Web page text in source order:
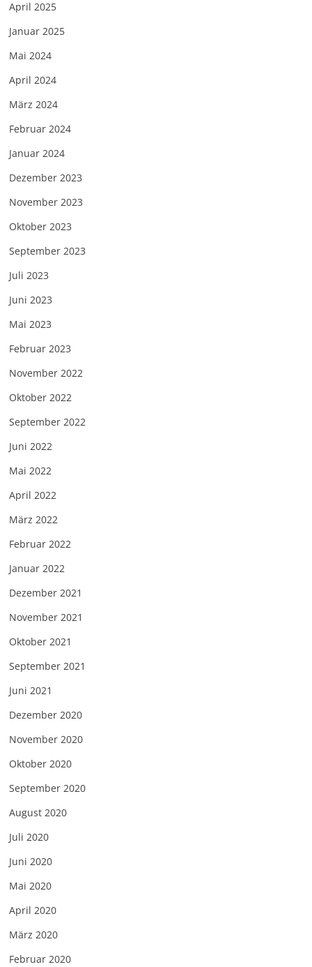
April 2025
Januar 2025
Mai 2024
April 2024
März 2024
Februar 2024
Januar 2024
Dezember 2023
November 2023
Oktober 2023
September 2023
Juli 2023
Juni 2023
Mai 2023
Februar 2023
November 2022
Oktober 2022
September 2022
Juni 2022
Mai 2022
April 2022
März 2022
Februar 2022
Januar 2022
Dezember 2021
November 2021
Oktober 2021
September 2021
Juni 2021
Dezember 2020
November 2020
Oktober 2020
September 2020
August 2020
Juli 2020
Juni 2020
Mai 2020
April 2020
März 2020
Februar 2020